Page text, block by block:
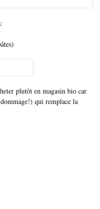
plutôt en magasin bio car
qui remplace la